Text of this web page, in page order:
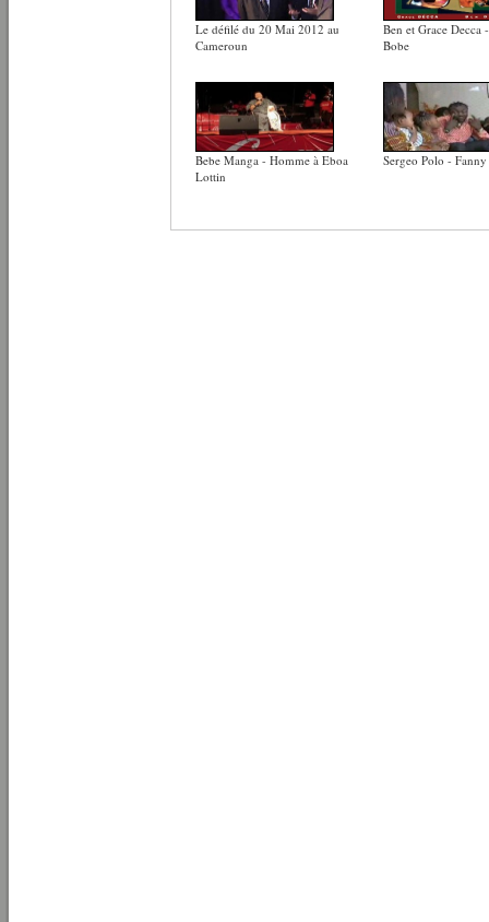
Le défilé du 20 Mai 2012 au
Cameroun
Ben et Grace Decca
Bobe
Bebe Manga - Homme à Eboa
Lottin
Sergeo Polo - Fanny